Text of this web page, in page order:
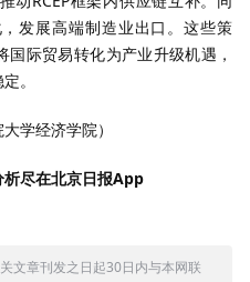
发展高端制造业出口。这些策
际贸易转化为产业升级机遇，
。
学经济学院）
析尽在北京日报App
文章刊发之日起30日内与本网联